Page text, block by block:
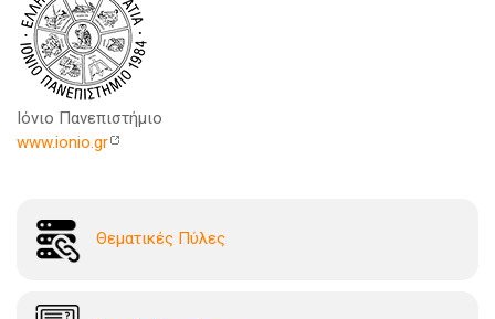
Ιόνιο Πανεπιστήμιο
www.ionio.gr
Θεματικές Πύλες